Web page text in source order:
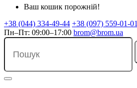
Ваш кошик порожній!
+38 (044) 334-49-44 +38 (097) 559-01-01
Пн–Пт: 09:00–17:00 brom@brom.ua